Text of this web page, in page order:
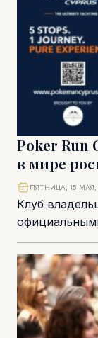
Poker Run
в мире
Клуб
Limassol
ПЯТНИЦА, 15 МАЯ,